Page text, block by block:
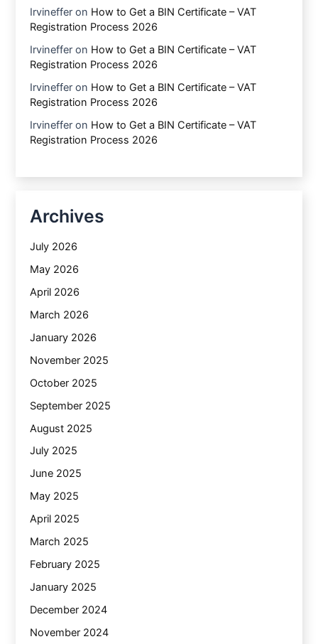
Irvineffer on How to Get a BIN Certificate – VAT
Registration Process 2026
Irvineffer on How to Get a BIN Certificate – VAT
Registration Process 2026
Irvineffer on How to Get a BIN Certificate – VAT
Registration Process 2026
Irvineffer on How to Get a BIN Certificate – VAT
Registration Process 2026
Archives
July 2026
May 2026
April 2026
March 2026
January 2026
November 2025
October 2025
September 2025
August 2025
July 2025
June 2025
May 2025
April 2025
March 2025
February 2025
January 2025
December 2024
November 2024